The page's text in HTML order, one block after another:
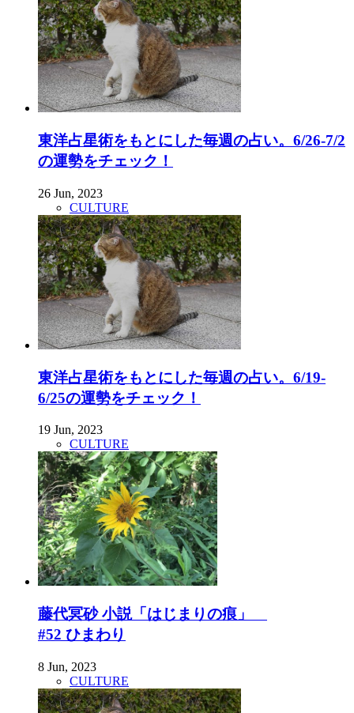
東洋占星術をもとにした毎週の占い。6/26-7/2
の運勢をチェック！
26 Jun, 2023
CULTURE
東洋占星術をもとにした毎週の占い。6/19-
6/25の運勢をチェック！
19 Jun, 2023
CULTURE
藤代冥砂 小説「はじまりの痕」
#52 ひまわり
8 Jun, 2023
CULTURE